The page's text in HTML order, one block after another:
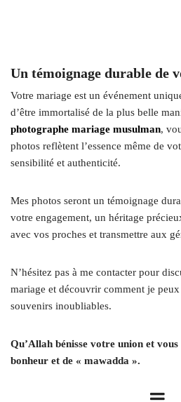
Un témoignage durable de
Votre mariage est un événement
d’être immortalisé de la plus belle
photographe mariage musulman,
photos reflètent l’essence même de
sensibilité et authenticité.
Mes photos seront un témoignage
votre engagement, un héritage
avec vos proches et transmettre aux
N’hésitez pas à me contacter pour
mariage et découvrir comment je
souvenirs inoubliables.
Qu’Allah bénisse votre union et
bonheur et de « mawadda ».